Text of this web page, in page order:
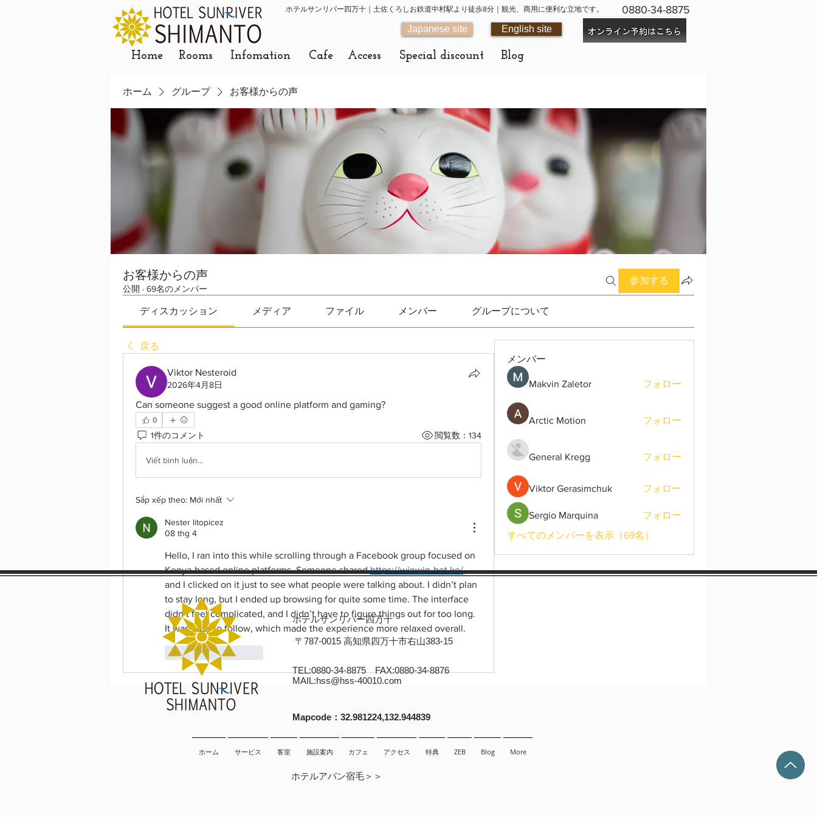
ホテルサンリバー四万十｜土佐くろしお鉄道中村駅より徒歩8分｜観光、商用に便利な立地です。 0880-34-8875
Japanese site English site
Home Rooms Infomation Cafe Access Special discount Blog
ホーム グループ お客様からの声
お客様からの声
公開 · 69名のメンバー
参加する
ディスカッション メディア ファイル メンバー グループについて
戻る
Viktor Nesteroid
2026年4月8日
Can someone suggest a good online platform and gaming?
0
1件のコメント 閲覧数：134
Viết bình luận...
Sắp xếp theo: Mới nhất
Nester litopicez
08 thg 4
Hello, I ran into this while scrolling through a Facebook group focused on
Kenya-based online platforms. Someone shared https://winwin-bet.ke/,
and I clicked on it just to see what people were talking about. I didn’t plan
to stay long, but I ended up browsing for quite some time. The interface
didn’t feel complicated, and I didn’t have to figure things out for too long.
It was easy to follow, which made the experience more relaxed overall.
Thích Phản hồi
メンバー
Makvin Zaletor フォロー
Arctic Motion フォロー
General Kregg フォロー
Viktor Gerasimchuk フォロー
Sergio Marquina
フォロー
すべてのメンバーを表示（69名）
ホテルサンリバー四万十
〒787-0015 高知県四万十市右山383-15
TEL:0880-34-8875 FAX:0880-34-8876
MAIL:hss@hss-40010.com
​Mapcode：32.981224,132.944839
ホーム サービス 客室 施設案内 カフェ アクセス 特典 ZEB Blog More
ホテルアバン宿毛＞＞